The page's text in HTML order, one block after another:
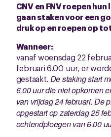
CNV en FNV roepen
gaan staken voor een
druk op en roepen op
Wanneer:
vanaf woensdag 22
februari 6.00 uur, er
gestaakt. De staking start
6.00 uur die niet opkomen
van vrijdag 24 februari. De
opgestart op zaterdag 25
ochtendploegen van 6.00